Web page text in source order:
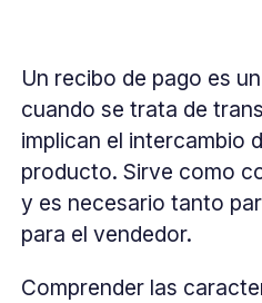
Un recibo de pago es
cuando se trata de
implican el intercambio
producto. Sirve como
y es necesario tanto
para el vendedor.
Comprender las